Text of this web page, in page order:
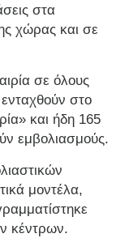
στα
χώρας και σε
σε όλους
στο
και ήδη 165
εμβολιασμούς.
μοντέλα,
κέντρων.